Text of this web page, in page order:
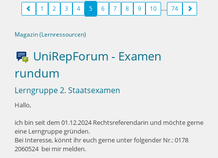
1 2 3 4 5 6 7 8 9 10 74
Magazin (Lernressourcen)
UniRepForum - Examen
rundum
Lerngruppe 2. Staatsexamen
Hallo,
ich bin seit dem 01.12.2024 Rechtsreferendarin und möchte gerne
eine Lerngruppe gründen.
Bei Interesse, könnt ihr euch gerne unter folgender Nr.: 0178
2060524 bei mir melden.